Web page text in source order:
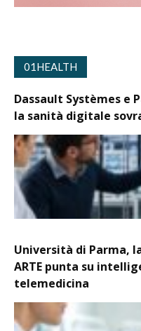
01HEALTH
Dassault Systèmes e
la sanità digitale
Università di Parma,
ARTE punta su
telemedicina